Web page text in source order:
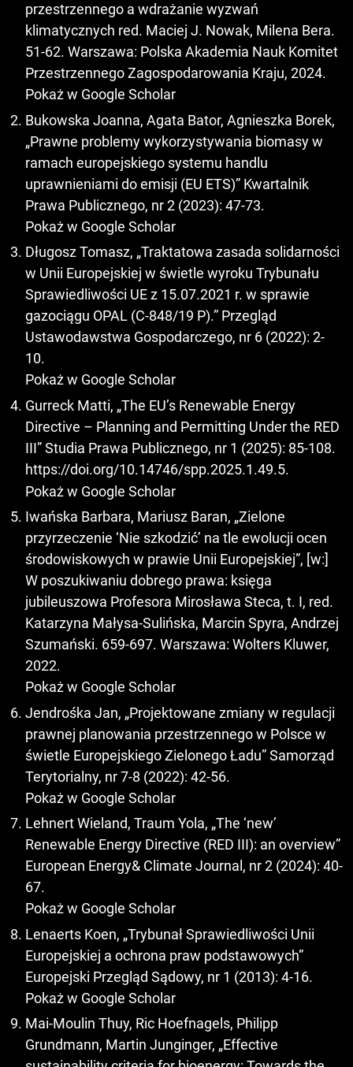
przestrzennego a wdrażanie wyzwań
klimatycznych red. Maciej J. Nowak, Milena Bera.
51-62. Warszawa: Polska Akademia Nauk Komitet
Przestrzennego Zagospodarowania Kraju, 2024.
Pokaż w Google Scholar
Bukowska Joanna, Agata Bator, Agnieszka Borek,
„Prawne problemy wykorzystywania biomasy w
ramach europejskiego systemu handlu
uprawnieniami do emisji (EU ETS)” Kwartalnik
Prawa Publicznego, nr 2 (2023): 47-73.
Pokaż w Google Scholar
Długosz Tomasz, „Traktatowa zasada solidarności
w Unii Europejskiej w świetle wyroku Trybunału
Sprawiedliwości UE z 15.07.2021 r. w sprawie
gazociągu OPAL (C-848/19 P).” Przegląd
Ustawodawstwa Gospodarczego, nr 6 (2022): 2-
10.
Pokaż w Google Scholar
Gurreck Matti, „The EU’s Renewable Energy
Directive – Planning and Permitting Under the RED
III” Studia Prawa Publicznego, nr 1 (2025): 85-108.
https://doi.org/10.14746/spp.2025.1.49.5.
Pokaż w Google Scholar
Iwańska Barbara, Mariusz Baran, „Zielone
przyrzeczenie ‘Nie szkodzić’ na tle ewolucji ocen
środowiskowych w prawie Unii Europejskiej”, [w:]
W poszukiwaniu dobrego prawa: księga
jubileuszowa Profesora Mirosława Steca, t. I, red.
Katarzyna Małysa-Sulińska, Marcin Spyra, Andrzej
Szumański. 659-697. Warszawa: Wolters Kluwer,
2022.
Pokaż w Google Scholar
Jendrośka Jan, „Projektowane zmiany w regulacji
prawnej planowania przestrzennego w Polsce w
świetle Europejskiego Zielonego Ładu” Samorząd
Terytorialny, nr 7-8 (2022): 42-56.
Pokaż w Google Scholar
Lehnert Wieland, Traum Yola, „The ‘new’
Renewable Energy Directive (RED III): an overview”
European Energy& Climate Journal, nr 2 (2024): 40-
67.
Pokaż w Google Scholar
Lenaerts Koen, „Trybunał Sprawiedliwości Unii
Europejskiej a ochrona praw podstawowych”
Europejski Przegląd Sądowy, nr 1 (2013): 4-16.
Pokaż w Google Scholar
Mai-Moulin Thuy, Ric Hoefnagels, Philipp
Grundmann, Martin Junginger, „Effective